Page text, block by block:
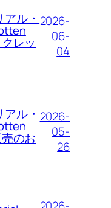
ル・
レッ
2026-
06-
04
ル・
のお
2026-
05-
26